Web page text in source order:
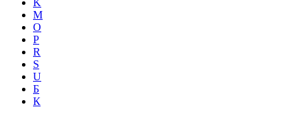
K
M
O
P
R
S
U
Б
К